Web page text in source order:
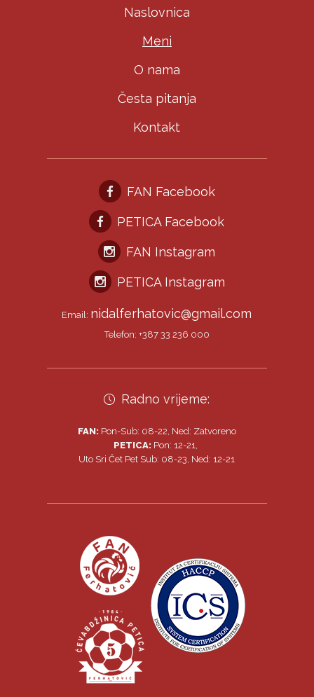
Naslovnica
Meni
O nama
Česta pitanja
Kontakt
FAN Facebook
PETICA Facebook
FAN Instagram
PETICA Instagram
Email: nidalferhatovic@gmail.com
Telefon: +387 33 236 000
Radno vrijeme:
FAN:Pon-Sub: 08-22, Ned: Zatvoreno
PETICA: Pon: 12-21,
Uto Sri Čet Pet Sub: 08-23, Ned: 12-21